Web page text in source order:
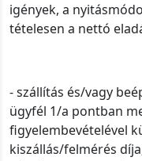
igények, a
tételesen a nettó
- szállítás és/vagy
ügyfél 1/a pontban
figyelembevételével
kiszállás/felmérés